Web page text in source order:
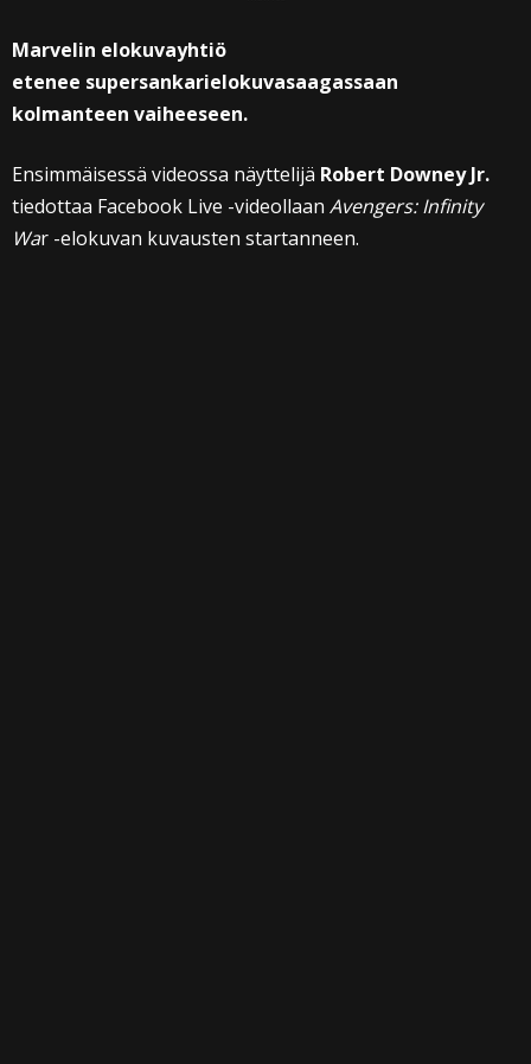
Marvelin elokuvayhtiö
etenee supersankarielokuvasaagassaan
kolmanteen vaiheeseen.
Ensimmäisessä videossa näyttelijä Robert Downey Jr.
tiedottaa Facebook Live -videollaan Avengers: Infinity
War -elokuvan kuvausten startanneen.